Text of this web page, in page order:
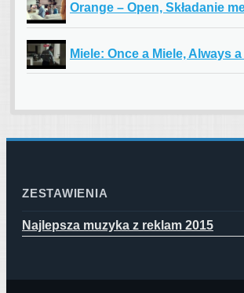
Orange – Open, Składanie
Miele: Once a Miele, Always
ZESTAWIENIA
Najlepsza muzyka z reklam 2015